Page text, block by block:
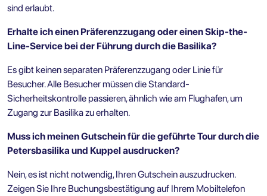
sind erlaubt.
Erhalte ich einen Präferenzzugang oder einen Skip-the-
Line-Service bei der Führung durch die Basilika?
Es gibt keinen separaten Präferenzzugang oder Linie für
Besucher. Alle Besucher müssen die Standard-
Sicherheitskontrolle passieren, ähnlich wie am Flughafen, um
Zugang zur Basilika zu erhalten.
Muss ich meinen Gutschein für die geführte Tour durch die
Petersbasilika und Kuppel ausdrucken?
Nein, es ist nicht notwendig, Ihren Gutschein auszudrucken.
Zeigen Sie Ihre Buchungsbestätigung auf Ihrem Mobiltelefon